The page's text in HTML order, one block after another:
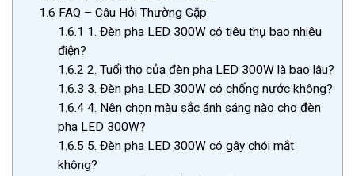
1.6 FAQ – Câu Hỏi Thường Gặp
1.6.1 1. Đèn pha LED 300W có tiêu thụ bao nhiêu
điện?
1.6.2 2. Tuổi thọ của đèn pha LED 300W là bao lâu?
1.6.3 3. Đèn pha LED 300W có chống nước không?
1.6.44. Nên chọn màu sắc ánh sáng nào cho đèn
pha LED 300W?
1.6.5 5. Đèn pha LED 300W có gây chói mắt
không?